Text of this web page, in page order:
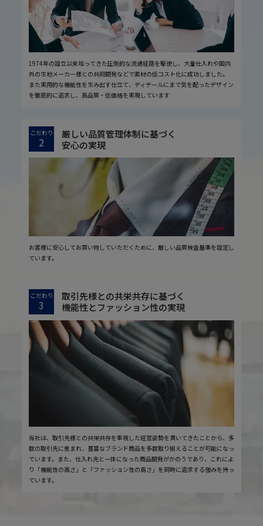
1974年の設立以来培ってきた圧倒的な流通経路を駆使し、大量仕入れや国内
外の生地メーカー様との共同開発などで素材の低コスト化に成功しました。
また実用的な機能性を生み出す仕立て、ディテールにまで気を配ったデザイン
を徹底的に追求し、高品質・低価格を実現しています
こだわり
2
厳しい品質管理体制に基づく
安心の実現
お客様に安心してお買い物していただくために、厳しい品質検査基準を設定し
ています。
こだわり
3
取引先様との共栄共存に基づく
機能性とファッション性の実現
当社は、取引先様との共栄共存を重視した経営姿勢を貫いてきたことから、多
数の取引先に恵まれ、豊富なブランド商品を多数取り揃えることが可能になっ
ています。また、仕入れ先と一体になった商品開発がかのうであり、これによ
り「機能性の高さ」と「ファッション性の高さ」を同時に追求する強みを持っ
ています。